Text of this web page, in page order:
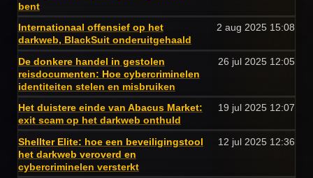
bent
Internationaal offensief op het
darkweb, BlackSuit onderuitgehaald
2 aug 2025 15:08
De donkere handel in gestolen
reisdocumenten: Hoe cybercriminelen
identiteiten stelen en misbruiken
26 jul 2025 12:05
Het duistere einde van Abacus Market:
exit scam op het darkweb onthuld
19 jul 2025 12:07
Shellter Elite: hoe een beveiligingstool
het darkweb veroverd en
cybercriminelen versterkt
12 jul 2025 12:36